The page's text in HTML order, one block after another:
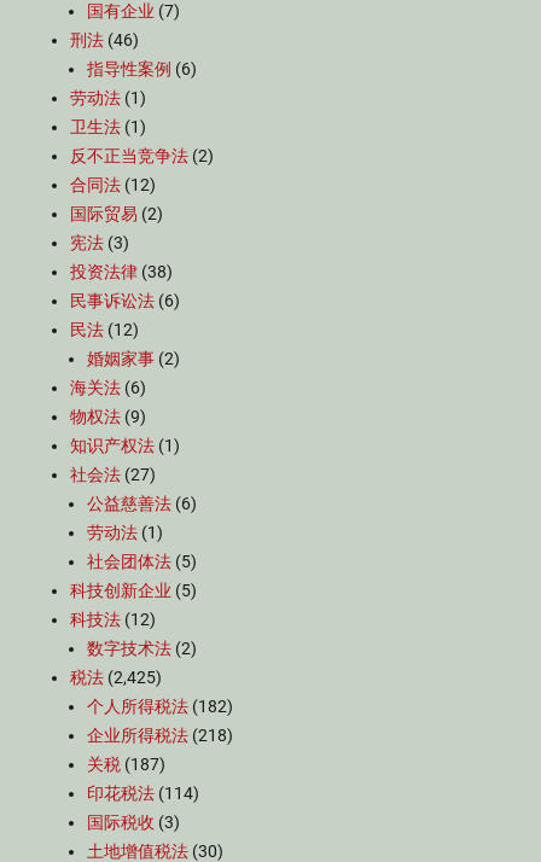
国有企业 (7)
刑法 (46)
指导性案例 (6)
劳动法 (1)
卫生法 (1)
反不正当竞争法 (2)
合同法 (12)
国际贸易 (2)
宪法 (3)
投资法律 (38)
民事诉讼法 (6)
民法 (12)
婚姻家事 (2)
海关法 (6)
物权法 (9)
知识产权法 (1)
社会法 (27)
公益慈善法 (6)
劳动法 (1)
社会团体法 (5)
科技创新企业 (5)
科技法 (12)
数字技术法 (2)
税法 (2,425)
个人所得税法 (182)
企业所得税法 (218)
关税 (187)
印花税法 (114)
国际税收 (3)
土地增值税法 (30)